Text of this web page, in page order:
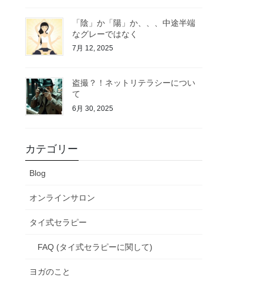
「陰」か「陽」か、、、中途半端
なグレーではなく
7月 12, 2025
盗撮？！ネットリテラシーについ
て
6月 30, 2025
カテゴリー
Blog
オンラインサロン
タイ式セラピー
FAQ (タイ式セラピーに関して)
ヨガのこと